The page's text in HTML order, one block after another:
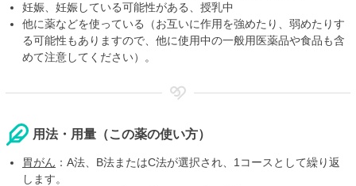
妊娠、妊娠している可能性がある、授乳中
他に薬などを使っている（お互いに作用を強めたり、弱めたりす
る可能性もありますので、他に使用中の一般用医薬品や食品も含
めて注意してください）。
用法・用量（この薬の使い方）
胃がん ：A法、B法またはC法が選択され、1コースとして繰り返
します。